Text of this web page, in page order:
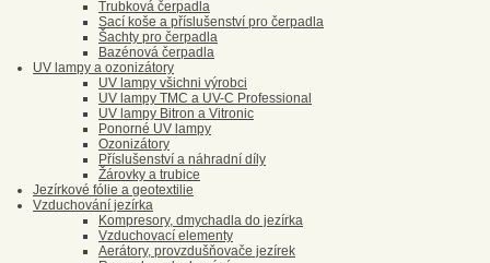
Trubková čerpadla
Sací koše a příslušenství pro čerpadla
Šachty pro čerpadla
Bazénová čerpadla
UV lampy a ozonizátory
UV lampy všichni výrobci
UV lampy TMC a UV-C Professional
UV lampy Bitron a Vitronic
Ponorné UV lampy
Ozonizátory
Příslušenství a náhradní díly
Žárovky a trubice
Jezírkové fólie a geotextilie
Vzduchování jezírka
Kompresory, dmychadla do jezírka
Vzduchovací elementy
Aerátory, provzdušňovače jezírek